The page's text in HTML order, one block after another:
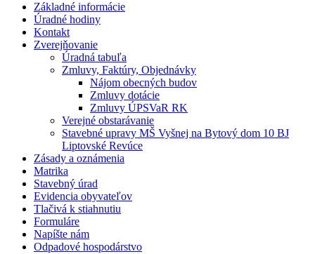
Základné informácie
Úradné hodiny
Kontakt
Zverejňovanie
Úradná tabuľa
Zmluvy, Faktúry, Objednávky
Nájom obecných budov
Zmluvy dotácie
Zmluvy ÚPSVaR RK
Verejné obstarávanie
Stavebné upravy MŠ Vyšnej na Bytový dom 10 BJ
Liptovské Revúce
Zásady a oznámenia
Matrika
Stavebný úrad
Evidencia obyvateľov
Tlačivá k stiahnutiu
Formuláre
Napíšte nám
Odpadové hospodárstvo